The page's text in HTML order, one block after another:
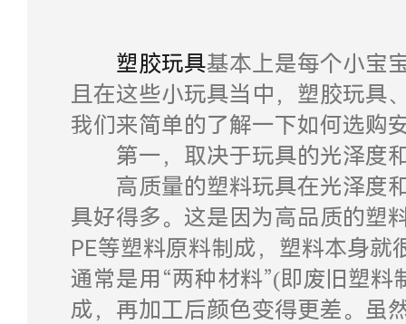
塑胶玩具基本上是每个小宝
且在这些小玩具当中，塑胶玩具
我们来简单的了解一下如何选购
第一，取决于玩具的光泽度
高质量的塑料玩具在光泽度
具好得多。这是因为高品质的塑
PE等塑料原料制成，塑料本身就
通常是用“两种材料”(即废旧塑
成，再加工后颜色变得更差。虽